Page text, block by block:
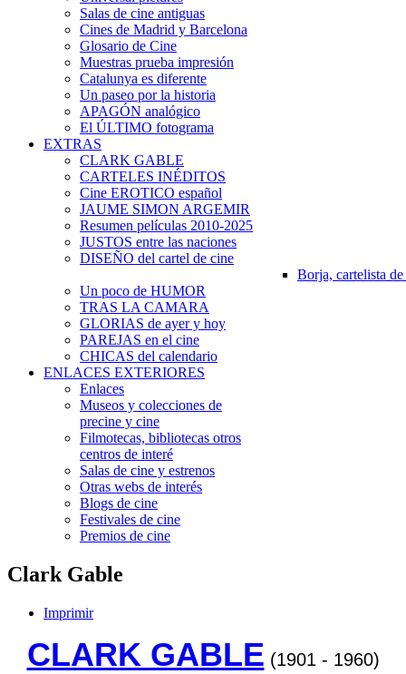
Salas de cine antiguas
Cines de Madrid y Barcelona
Glosario de Cine
Muestras prueba impresión
Catalunya es diferente
Un paseo por la historia
APAGÓN analógico
El ÚLTIMO fotograma
EXTRAS
CLARK GABLE
CARTELES INÉDITOS
Cine EROTICO español
JAUME SIMON ARGEMIR
Resumen películas 2010-2025
JUSTOS entre las naciones
DISEÑO del cartel de cine
Borja, cartelista
Un poco de HUMOR
TRAS LA CAMARA
GLORIAS de ayer y hoy
PAREJAS en el cine
CHICAS del calendario
ENLACES EXTERIORES
Enlaces
Museos y colecciones de
precine y cine
Filmotecas, bibliotecas otros
centros de interé
Salas de cine y estrenos
Otras webs de interés
Blogs de cine
Festivales de cine
Premios de cine
Clark Gable
Imprimir
CLARK GABLE (1901 - 1960)